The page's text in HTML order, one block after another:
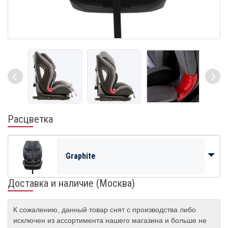
Расцветка
Graphite
Доставка и наличие (Москва)
К сожалению, данный товар снят с производства либо
исключен из ассортимента нашего магазина и больше не